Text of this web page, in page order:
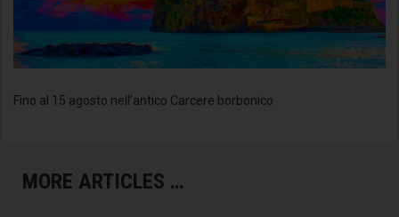
Fino al 15 agosto nell’antico Carcere borbonico
MORE ARTICLES …